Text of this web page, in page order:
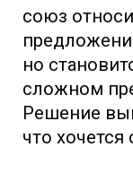
союз
но
сложном
Решение
что